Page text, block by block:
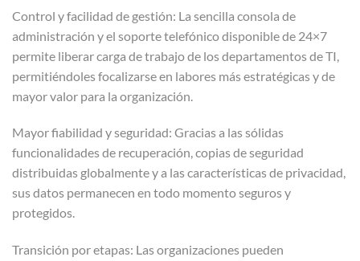
Control y facilidad de gestión: La sencilla consola de
administración y el soporte telefónico disponible de 24×7
permite liberar carga de trabajo de los departamentos de TI,
permitiéndoles focalizarse en labores más estratégicas y de
mayor valor para la organización.
Mayor fiabilidad y seguridad: Gracias a las sólidas
funcionalidades de recuperación, copias de seguridad
distribuidas globalmente y a las características de privacidad,
sus datos permanecen en todo momento seguros y
protegidos.
Transición por etapas: Las organizaciones pueden